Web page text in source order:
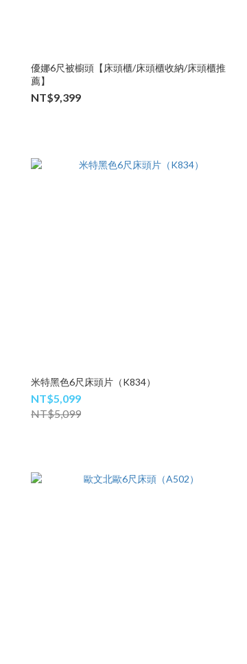
優娜6尺被櫥頭【床頭櫃/床頭櫃收納/床頭櫃推
薦】
NT$9,399
米特黑色6尺床頭片（K834）
NT$5,099
NT$5,099